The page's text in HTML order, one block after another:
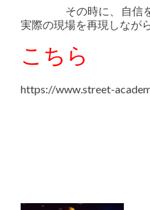
その時に、自信を持
実際の現場を再現しなが
こちら
https://www.street-